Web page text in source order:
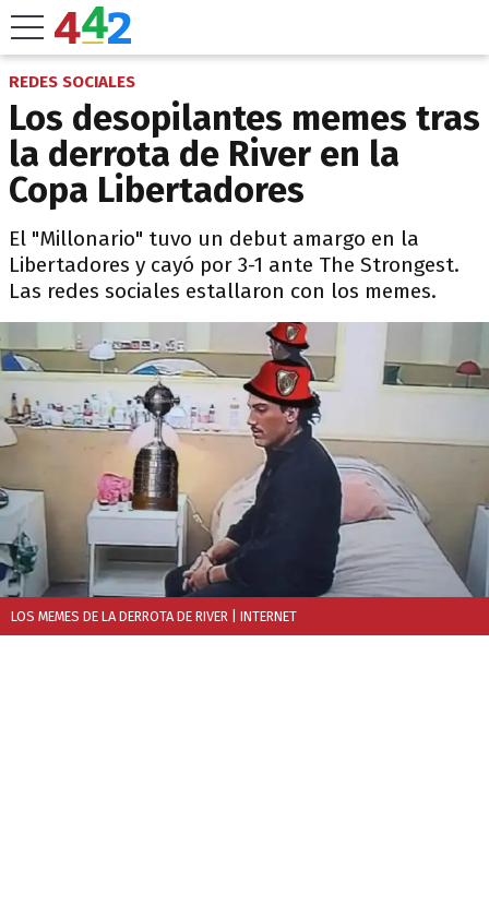
REDES SOCIALES
Los desopilantes memes tras
la derrota de River en la
Copa Libertadores
El "Millonario" tuvo un debut amargo en la
Libertadores y cayó por 3-1 ante The Strongest.
Las redes sociales estallaron con los memes.
LOS MEMES DE LA DERROTA DE RIVER | INTERNET